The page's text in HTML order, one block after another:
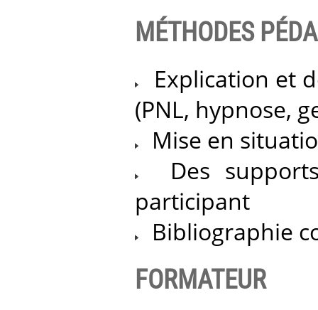
MÉTHODES
Explication et
(PNL, hypnose,
Mise en
Des
participant
Bibliographie
FORMATEUR